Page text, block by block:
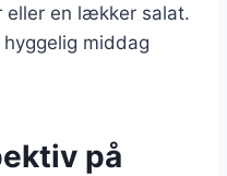
en lækker salat.
middag
på